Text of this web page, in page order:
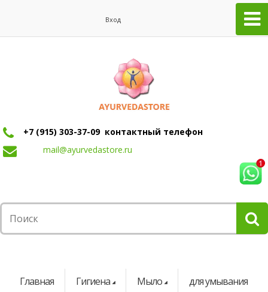
Вход
+7 (915) 303-37-09 контактный телефон
mail@ayurvedastore.ru
Главная Гигиена Мыло для умывания